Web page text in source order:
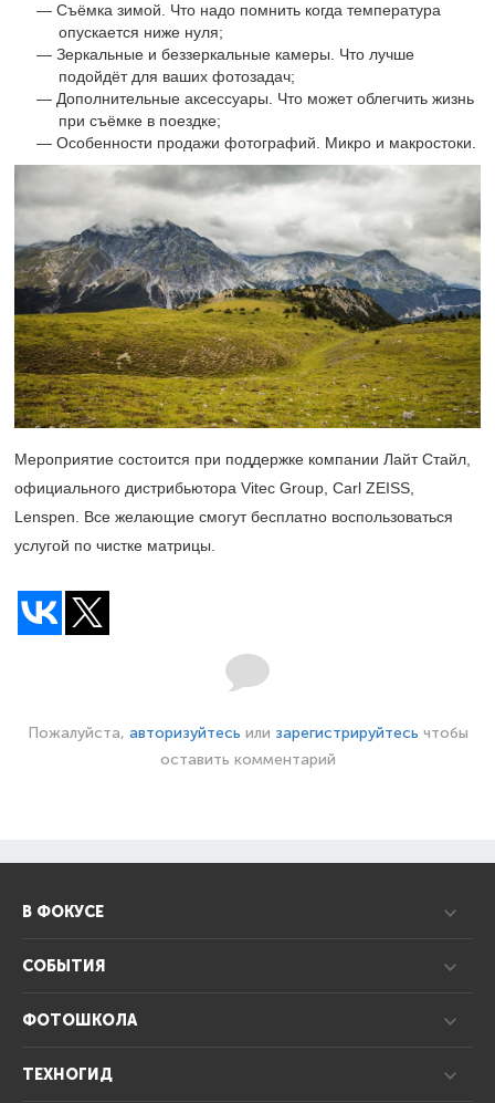
Съёмка зимой. Что надо помнить когда температура
опускается ниже нуля;
Зеркальные и беззеркальные камеры. Что лучше
подойдёт для ваших фотозадач;
Дополнительные аксессуары. Что может облегчить жизнь
при съёмке в поездке;
Особенности продажи фотографий. Микро и макростоки.
Мероприятие состоится при поддержке компании Лайт Стайл,
официального дистрибьютора Vitec Group, Carl ZEISS,
Lenspen. Все желающие смогут бесплатно воспользоваться
услугой по чистке матрицы.
Пожалуйста, авторизуйтесь или зарегистрируйтесь чтобы
оставить комментарий
В ФОКУСЕ
СОБЫТИЯ
ФОТОШКОЛА
ТЕХНОГИД